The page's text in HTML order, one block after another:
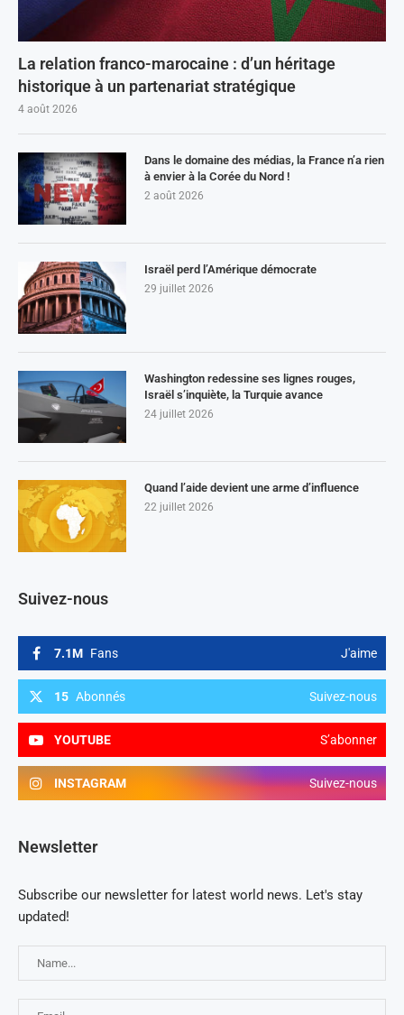
La relation franco-marocaine : d’un héritage
historique à un partenariat stratégique
4 août 2026
Dans le domaine des médias, la France n’a rien
à envier à la Corée du Nord !
2 août 2026
Israël perd l’Amérique démocrate
29 juillet 2026
Washington redessine ses lignes rouges,
Israël s’inquiète, la Turquie avance
24 juillet 2026
Quand l’aide devient une arme d’influence
22 juillet 2026
Suivez-nous
7.1M Fans J'aime
15 Abonnés Suivez-nous
YOUTUBE S’abonner
INSTAGRAM Suivez-nous
Newsletter
Subscribe our newsletter for latest world news. Let's stay
updated!